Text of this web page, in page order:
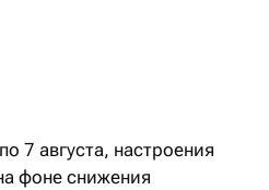
7 августа, настроения
фоне снижения